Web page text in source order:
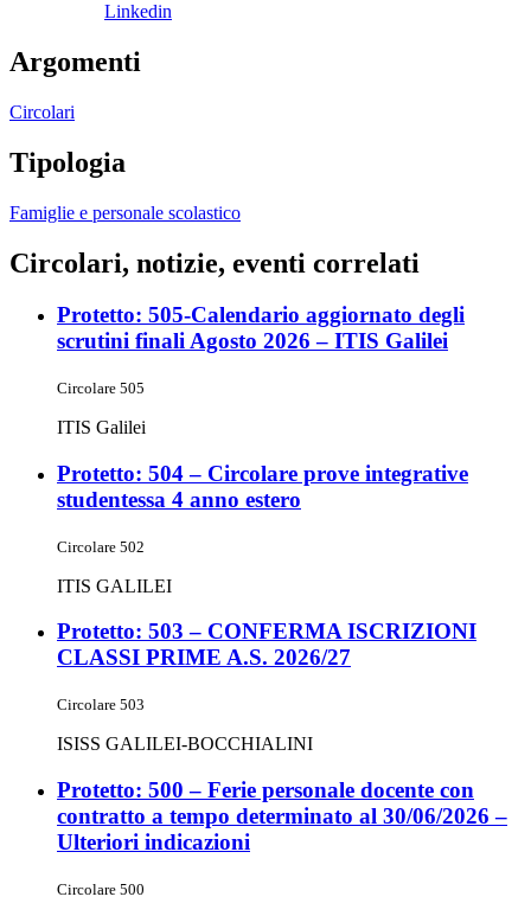
Linkedin
Argomenti
Circolari
Tipologia
Famiglie e personale scolastico
Circolari, notizie, eventi correlati
Protetto: 505-Calendario aggiornato degli
scrutini finali Agosto 2026 – ITIS Galilei
Circolare 505
ITIS Galilei
Protetto: 504 – Circolare prove integrative
studentessa 4 anno estero
Circolare 502
ITIS GALILEI
Protetto: 503 – CONFERMA ISCRIZIONI
CLASSI PRIME A.S. 2026/27
Circolare 503
ISISS GALILEI-BOCCHIALINI
Protetto: 500 – Ferie personale docente con
contratto a tempo determinato al 30/06/2026 –
Ulteriori indicazioni
Circolare 500